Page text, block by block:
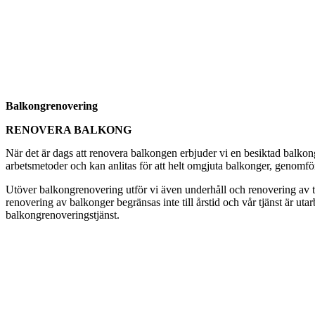
Balkongrenovering
RENOVERA BALKONG
När det är dags att renovera balkongen erbjuder vi en besiktad
arbetsmetoder och kan anlitas för att helt omgjuta balkonger,
Utöver balkongrenovering utför vi även underhåll och renovering av
renovering av balkonger begränsas inte till årstid och vår tjänst är
balkongrenoveringstjänst.